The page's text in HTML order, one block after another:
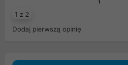
1 z 2
Dodaj pierwszą opinię